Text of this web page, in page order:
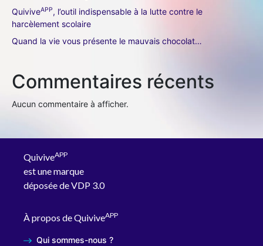
QuiviveAPP, l’outil indispensable à la lutte contre le
harcèlement scolaire
Quand la vie vous présente le mauvais chocolat…
Commentaires récents
Aucun commentaire à afficher.
QuiviveAPP
est une marque
déposée de VDP 3.0
À propos de QuiviveAPP
Qui sommes-nous ?